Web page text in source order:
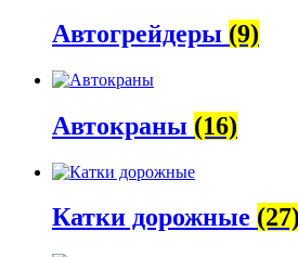
Автогрейдеры (9)
Автокраны (16)
Катки дорожные (27)